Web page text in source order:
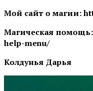
Мой сайт о магии:
Магическая
help-menu/
Колдунья Дарья